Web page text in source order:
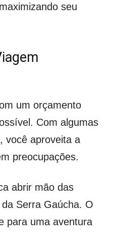
seu
um orçamento
Com algumas
você aproveita a
preocupações.
abrir mão das
Serra Gaúcha. O
para uma aventura